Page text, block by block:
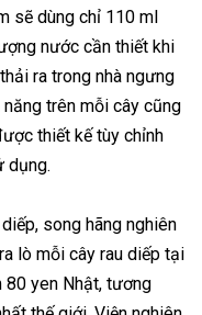
sẽ dùng chỉ 110 ml
nước cần thiết khi
ra trong nhà ngưng
trên mỗi cây cũng
thiết kế tùy chỉnh
dụng.
song hãng nghiên
lò mỗi cây rau diếp tại
80 yen Nhật, tương